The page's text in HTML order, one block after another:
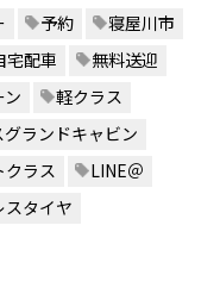
予約
寝屋川市
宅配車
無料送迎
ン
軽クラス
グランドキャビン
クラス
LINE＠
スタイヤ